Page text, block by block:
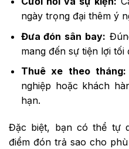
ngày trọng đại thêm ý
Đưa đón sân bay:
mang đến sự tiện lợi tối
Thuê xe theo tháng:
nghiệp hoặc khách
hạn.
Đặc biệt, bạn có thể tự
điểm đón trả sao cho